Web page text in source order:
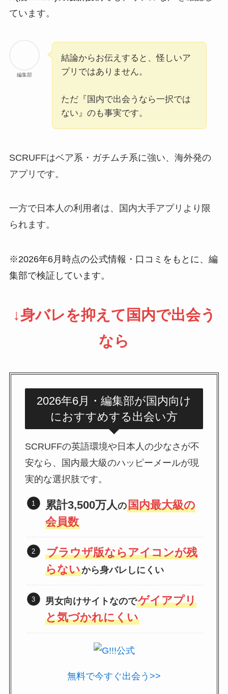
ています。
編集部
結論からお伝えすると、怪しいア
プリではありません。
ただ『国内で出会うなら一択では
ない』のも事実です。
SCRUFFはベア系・ガチムチ系に強い、海外発の
アプリです。
一方で日本人の利用者は、国内大手アプリより限
られます。
※2026年6月時点の公式情報・口コミをもとに、編
集部で検証しています。
↓身バレを抑えて国内で出会う
なら
2026年6月・編集部が国内向け
におすすめする出会い方
SCRUFFの英語環境や日本人の少なさが不
安なら、国内最大級のハッピーメールが現
実的な選択肢です。
累計3,500万人の国内最大級の
会員数
ブラウザ版ならアイコンが残
らないから身バレしにくい
男女向けサイトなのでゲイアプリ
と気づかれにくい
無料で今すぐ出会う>>